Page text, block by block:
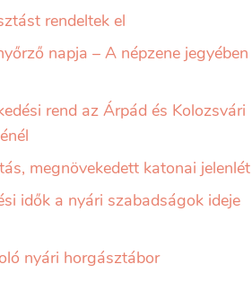
rendeltek el
napja – A népzene jegyében
rend az Árpád és Kolozsvári
megnövekedett katonai jelenlét
idők a nyári szabadságok ideje
nyári horgásztábor